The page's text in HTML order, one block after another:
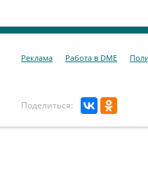
Реклама Работа в DME
Поделиться: